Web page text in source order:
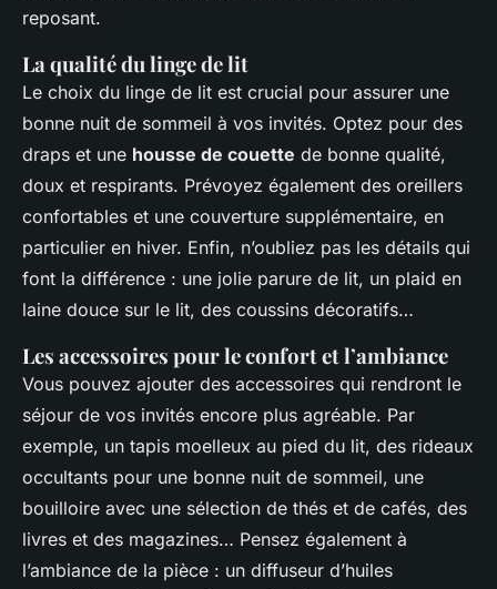
reposant.
La qualité du linge de lit
Le choix du linge de lit est crucial pour assurer une
bonne nuit de sommeil à vos invités. Optez pour des
draps et une housse de couette de bonne qualité,
doux et respirants. Prévoyez également des oreillers
confortables et une couverture supplémentaire, en
particulier en hiver. Enfin, n’oubliez pas les détails qui
font la différence : une jolie parure de lit, un plaid en
laine douce sur le lit, des coussins décoratifs…
Les accessoires pour le confort et l’ambiance
Vous pouvez ajouter des accessoires qui rendront le
séjour de vos invités encore plus agréable. Par
exemple, un tapis moelleux au pied du lit, des rideaux
occultants pour une bonne nuit de sommeil, une
bouilloire avec une sélection de thés et de cafés, des
livres et des magazines… Pensez également à
l’ambiance de la pièce : un diffuseur d’huiles